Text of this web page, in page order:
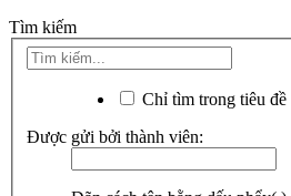
Tìm kiếm
Chỉ tìm trong tiêu đề
Được gửi bởi thành viên: